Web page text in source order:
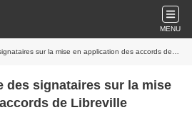
MENU
sur la mise en application des accords de Libreville
des signataires sur la mise
de Libreville